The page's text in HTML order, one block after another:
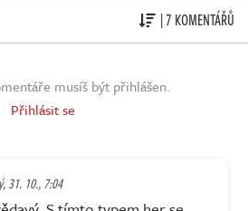
| 7 KOMENTÁŘŮ
musíš být přihlášen.
Přihlásit se
31. 10., 7:04